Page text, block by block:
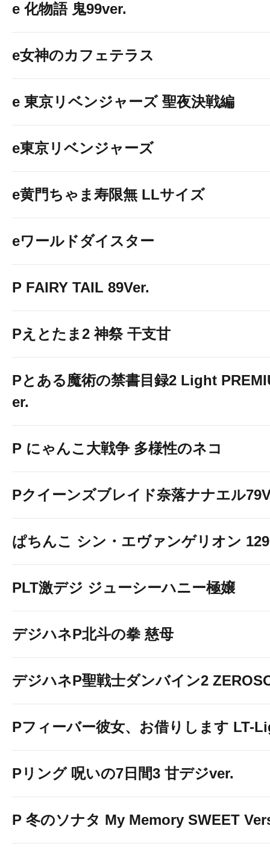
e 化物語 鬼99ver.
e女神のカフェテラス
e 東京リベンジャーズ 聖夜決戦編
e東京リベンジャーズ
e黄門ちゃま寿限無 LLサイズ
eワールドダイスター
P FAIRY TAIL 89Ver.
Pえとたま2 神祭 干支甘
Pとある魔術の禁書目録2 Light
er.
P にゃんこ大戦争 多様性のネコ
Pクイーンズブレイド奈落ナナエル
ぱちんこ シン・エヴァンゲリオン
PLT激デジ ジューシーハニー極嬢
デジハネP北斗の拳 慈母
デジハネP聖戦士ダンバイン2
Pフィーバー彼女、お借りします LT-
Pリング 呪いの7日間3 甘デジver.
P 冬のソナタ My Memory SWEET